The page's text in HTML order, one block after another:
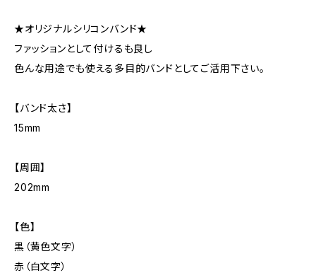
★オリジナルシリコンバンド★
ファッションとして付けるも良し
色んな用途でも使える多目的バンドとしてご活用下さい。
【バンド太さ】
15mm
【周囲】
202mm
【色】
黒（黄色文字）
赤（白文字）